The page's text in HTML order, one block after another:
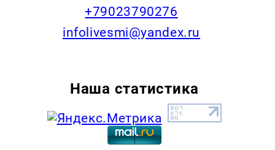
+79023790276
infolivesmi@yandex.ru
Наша статистика